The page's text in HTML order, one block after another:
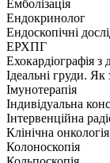
Емболізація
Ендокринолог
Ендоскопічні
ЕРХПГ
Ехокардіографія з
Ідеальні груди. Як
Імунотерапія
Індивідуальна
Інтервенційна
Клінічна онкологія
Колоноскопія